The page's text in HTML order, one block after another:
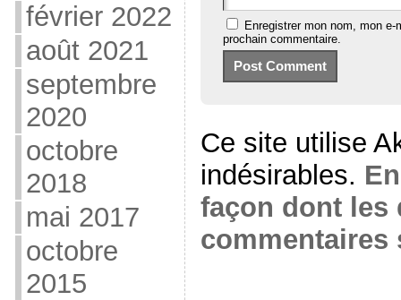
février 2022
août 2021
septembre
2020
octobre
2018
mai 2017
octobre
2015
Enregistrer mon nom, mon
prochain commentaire.
Ce site utilise
indésirables.
façon dont les
commentaires